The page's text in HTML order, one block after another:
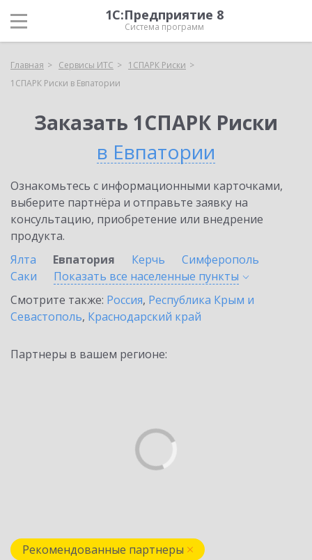
1С:Предприятие 8
Система программ
Главная Сервисы ИТС
1СПАРК Риски
1СПАРК Риски в Евпатории
Заказать 1СПАРК Риски
в Евпатории
Ознакомьтесь с информационными карточками,
выберите партнёра и отправьте заявку на
консультацию, приобретение или внедрение
продукта.
Ялта
Евпатория Керчь
Симферополь
Саки
Показать все населенные пункты
Смотрите также: Россия, Республика Крым и
Севастополь, Краснодарский край
Партнеры в вашем регионе:
Рекомендованные партнеры